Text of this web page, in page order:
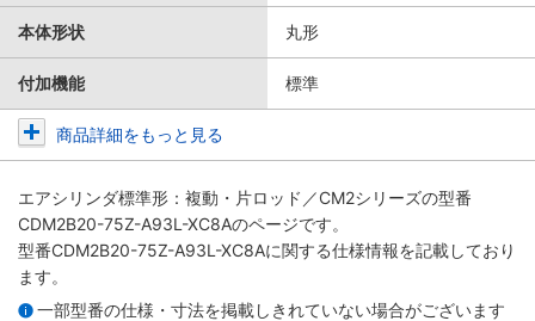
本体形状 丸形
付加機能 標準
商品詳細をもっと見る
エアシリンダ標準形：複動・片ロッド／CM2シリーズの型番
CDM2B20-75Z-A93L-XC8Aのページです。
型番CDM2B20-75Z-A93L-XC8Aに関する仕様情報を記載しており
ます。
一部型番の仕様・寸法を掲載しきれていない場合がございます